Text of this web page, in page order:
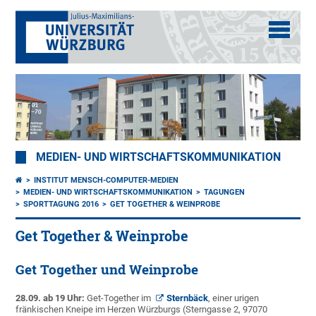
MEDIEN- UND WIRTSCHAFTSKOMMUNIKATION
INSTITUT MENSCH-COMPUTER-MEDIEN
MEDIEN- UND WIRTSCHAFTSKOMMUNIKATION
TAGUNGEN
SPORTTAGUNG 2016
GET TOGETHER & WEINPROBE
Get Together & Weinprobe
Get Together und Weinprobe
28.09. ab 19 Uhr: Get-Together im Sternbäck, einer urigen
fränkischen Kneipe im Herzen Würzburgs (Sterngasse 2, 97070